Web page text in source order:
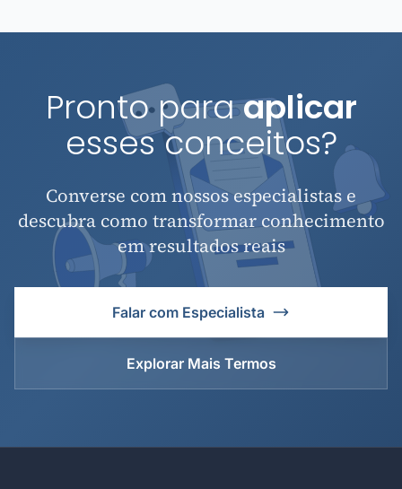
Pronto paraaplicar
esses conceitos?
Converse com nossos especialistas e
descubra como transformar conhecimento
em resultados reais
Falar com Especialista
Explorar Mais Termos